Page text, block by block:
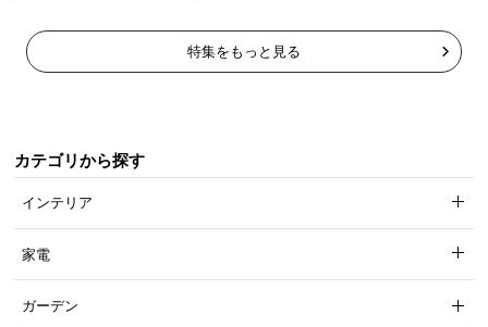
特集をもっと見る
カテゴリから探す
インテリア
家電
ガーデン